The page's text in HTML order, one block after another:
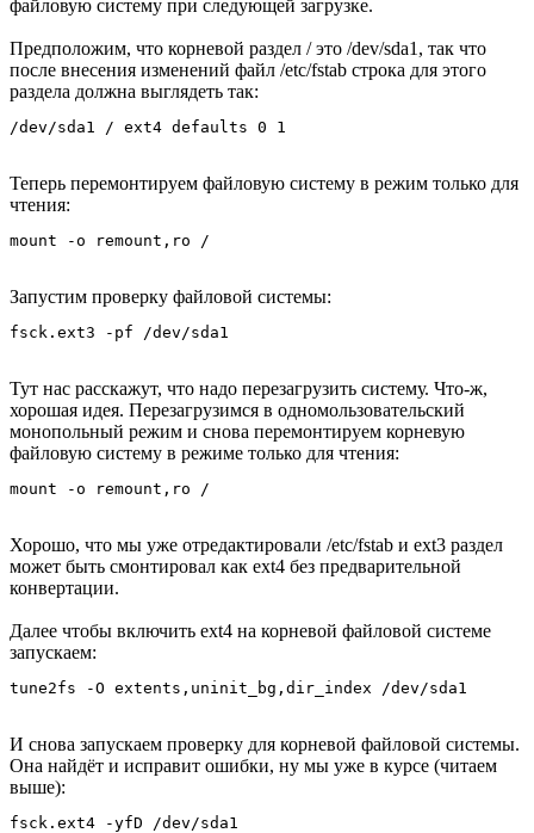
файловую систему при следующей загрузке.
Предположим, что корневой раздел / это /dev/sda1, так что
после внесения изменений файл /etc/fstab строка для этого
раздела должна выглядеть так:
/dev/sda1 / ext4 defaults 0 1
Теперь перемонтируем файловую систему в режим только для
чтения:
mount -o remount,ro /
Запустим проверку файловой системы:
fsck.ext3 -pf /dev/sda1
Тут нас расскажут, что надо перезагрузить систему. Что-ж,
хорошая идея. Перезагрузимся в одномользовательский
монопольный режим и снова перемонтируем корневую
файловую систему в режиме только для чтения:
mount -o remount,ro /
Хорошо, что мы уже отредактировали /etc/fstab и ext3 раздел
может быть смонтировал как ext4 без предварительной
конвертации.
Далее чтобы включить ext4 на корневой файловой системе
запускаем:
tune2fs -O extents,uninit_bg,dir_index /dev/sda1
И снова запускаем проверку для корневой файловой системы.
Она найдёт и исправит ошибки, ну мы уже в курсе (читаем
выше):
fsck.ext4 -yfD /dev/sda1